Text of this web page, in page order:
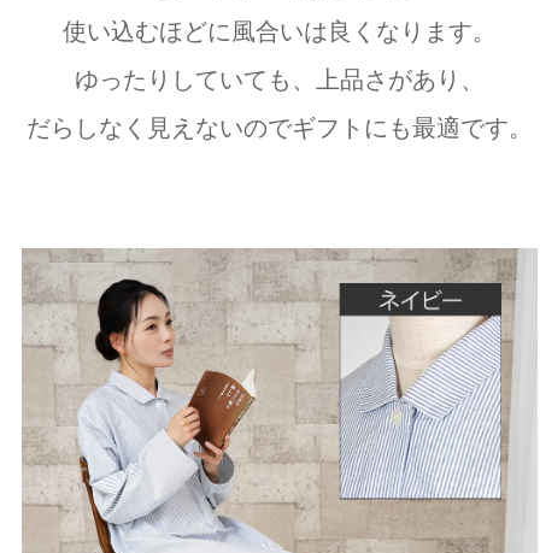
使い込むほどに風合いは良くなります。
ゆったりしていても、上品さがあり、
だらしなく見えないのでギフトにも最適です。